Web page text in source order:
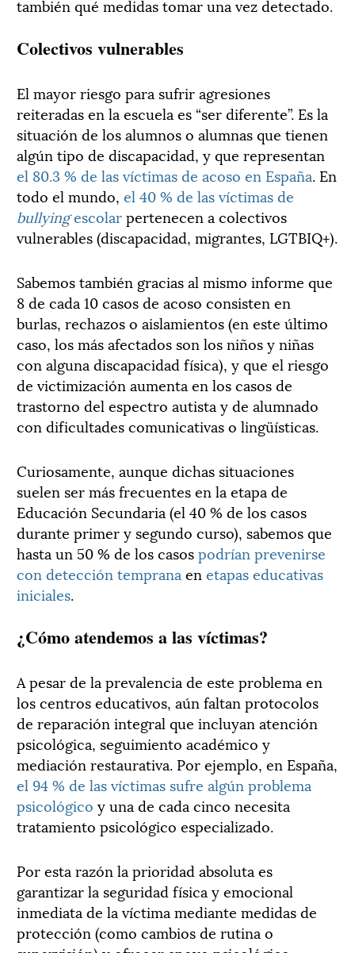
también qué medidas tomar una vez detectado.
Colectivos vulnerables
El mayor riesgo para sufrir agresiones
reiteradas en la escuela es “ser diferente”. Es la
situación de los alumnos o alumnas que tienen
algún tipo de discapacidad, y que representan
el 80.3 % de las víctimas de acoso en España. En
todo el mundo, el 40 % de las víctimas de
bullyingescolarpertenecen a colectivos
vulnerables (discapacidad, migrantes, LGTBIQ+).
Sabemos también gracias al mismo informe que
8 de cada 10 casos de acoso consisten en
burlas, rechazos o aislamientos (en este último
caso, los más afectados son los niños y niñas
con alguna discapacidad física), y que el riesgo
de victimización aumenta en los casos de
trastorno del espectro autista y de alumnado
con dificultades comunicativas o lingüísticas.
Curiosamente, aunque dichas situaciones
suelen ser más frecuentes en la etapa de
Educación Secundaria (el 40 % de los casos
durante primer y segundo curso), sabemos que
hasta un 50 % de los casospodrían prevenirse
con detección temprana en etapas educativas
iniciales.
¿Cómo atendemos a las víctimas?
A pesar de la prevalencia de este problema en
los centros educativos, aún faltan protocolos
de reparación integral que incluyan atención
psicológica, seguimiento académico y
mediación restaurativa. Por ejemplo, en España,
el 94 % de las víctimas sufre algún problema
psicológico y una de cada cinco necesita
tratamiento psicológico especializado.
Por esta razón la prioridad absoluta es
garantizar la seguridad física y emocional
inmediata de la víctima mediante medidas de
protección (como cambios de rutina o